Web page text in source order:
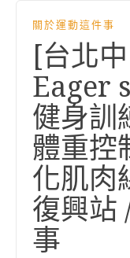
關於運動這件事
[台北
Eager
健身訓
體重控
化肌肉
復興站
事